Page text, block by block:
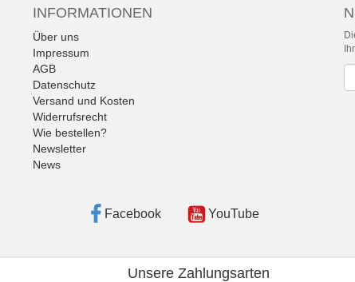
INFORMATIONEN
Über uns
Impressum
AGB
Datenschutz
Versand und Kosten
Widerrufsrecht
Wie bestellen?
Newsletter
News
Facebook YouTube
Unsere Zahlungsarten